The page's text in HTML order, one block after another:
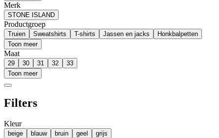
Merk
STONE ISLAND
Productgroep
Truien Sweatshirts T-shirts Jassen en jacks
Honkbalpetten
Toon meer
Maat
29 30 31 32
33
Toon meer
Filters
Kleur
beige blauw bruin geel
grijs